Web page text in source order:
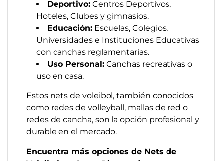
Deportivo: Centros Deportivos,
Hoteles, Clubes y gimnasios.
Educación: Escuelas, Colegios,
Universidades e Instituciones Educativas
con canchas reglamentarias.
Uso Personal: Canchas recreativas o
uso en casa.
Estos nets de voleibol, también conocidos
como redes de volleyball, mallas de red o
redes de cancha, son la opción profesional y
durable en el mercado.
Encuentra más opciones de Nets de